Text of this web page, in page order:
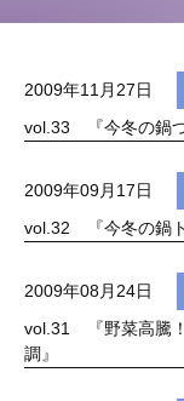
2009年11月27日
vol.33 『今冬の鍋つ
2009年09月17日
vol.32 『今冬の鍋ト
2009年08月24日
vol.31 『野菜高騰
調』